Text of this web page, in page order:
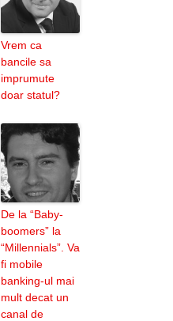
Vrem ca
bancile sa
imprumute
doar statul?
De la “Baby-
boomers” la
“Millennials”. Va
fi mobile
banking-ul mai
mult decat un
canal de